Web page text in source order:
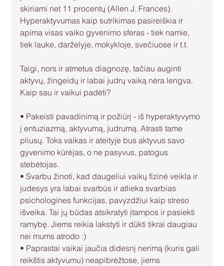
skiriami net 11 procentų (Allen J. Frances).
Hyperaktyvumas kaip sutrikimas pasireiškia ir
apima visas vaiko gyvenimo sferas - tiek namie,
tiek lauke, darželyje, mokykloje, svečiuose ir t.t.
Taigi, nors ir atmetus diagnozę, tačiau auginti
aktyvų, žingeidų ir labai judrų vaiką nėra lengva.
Kaip sau ir vaikui padėti?
• Pakeisti pavadinimą ir požiūrį - iš hyperaktyvymo
į entuziazmą, aktyvumą, judrumą. Atrasti tame
pliusų. Toks vaikas ir ateityje bus aktyvus savo
gyvenimo kūrėjas, o ne pasyvus, patogus
stebėtojas.
• Svarbu žinoti, kad daugeliui vaikų fizinė veikla ir
judesys yra labai svarbūs ir atlieka svarbias
psichologines funkcijas, pavyzdžiui kaip streso
išveika. Tai jų būdas atsikratyti įtampos ir pasiekti
ramybę. Jiems reikia lakstyti ir dūkti tikrai daugiau
nei mums atrodo :)
• Paprastai vaikai jaučia didesnį nerimą (kuris gali
reikštis aktyvumu) neapibrėžtose, jiems